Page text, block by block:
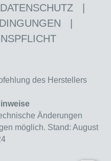
DATENSCHUTZ
des Herstellers
Änderungen
möglich. Stand: August